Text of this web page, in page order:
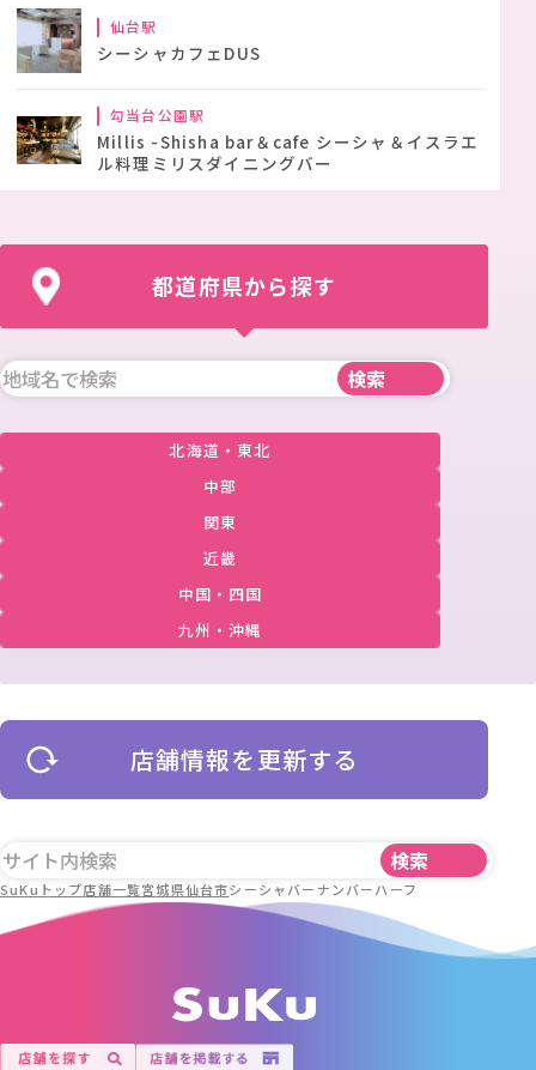
仙台駅
シーシャカフェDUS
勾当台公園駅
Millis -Shisha bar＆cafe シーシャ＆イスラエ
ル料理ミリスダイニングバー
都道府県から探す
北海道・東北
中部
関東
近畿
中国・四国
九州・沖縄
店舗情報を更新する
SuKuトップ店舗一覧宮城県仙台市シーシャバーナンバーハーフ